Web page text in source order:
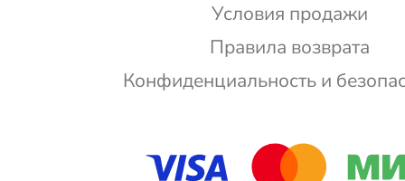
Условия продажи
Правила возврата
Конфиденциальность и